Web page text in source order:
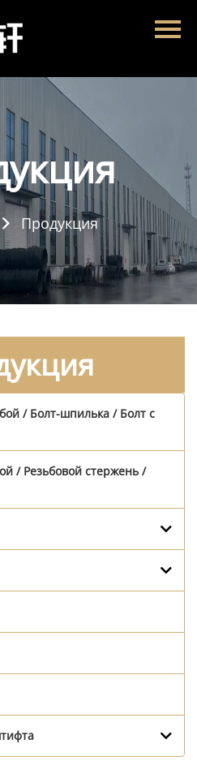
 Продукция
/ Болт-шпилька / Болт с
/ Резьбовой стержень /